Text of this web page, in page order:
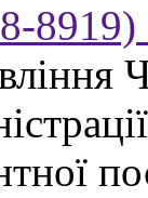
8919)